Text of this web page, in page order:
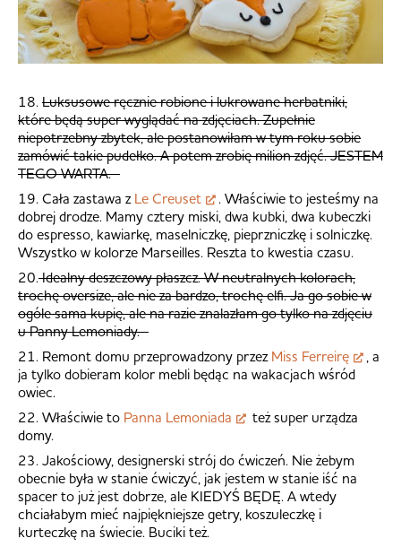
18. Luksusowe ręcznie robione i lukrowane herbatniki,
które będą super wyglądać na zdjęciach. Zupełnie
niepotrzebny zbytek, ale postanowiłam w tym roku sobie
zamówić takie pudełko. A potem zrobię milion zdjęć. JESTEM
TEGO WARTA.
19. Cała zastawa z Le Creuset
. Właściwie to jesteśmy na
dobrej drodze. Mamy cztery miski, dwa kubki, dwa kubeczki
do espresso, kawiarkę, maselniczkę, pieprzniczkę i solniczkę.
Wszystko w kolorze Marseilles. Reszta to kwestia czasu.
20.Idealny deszczowy płaszcz. W neutralnych kolorach,
trochę oversize, ale nie za bardzo, trochę elfi. Ja go sobie w
ogóle sama kupię, ale na razie znalazłam go tylko na zdjęciu
u Panny Lemoniady.
21. Remont domu przeprowadzony przez Miss Ferreirę
, a
ja tylko dobieram kolor mebli będąc na wakacjach wśród
owiec.
22. Właściwie to Panna Lemoniada
też super urządza
domy.
23. Jakościowy, designerski strój do ćwiczeń. Nie żebym
obecnie była w stanie ćwiczyć, jak jestem w stanie iść na
spacer to już jest dobrze, ale KIEDYŚ BĘDĘ. A wtedy
chciałabym mieć najpiękniejsze getry, koszuleczkę i
kurteczkę na świecie. Buciki też.